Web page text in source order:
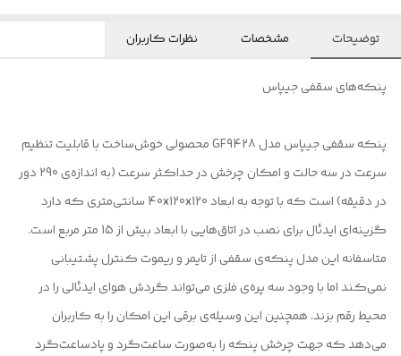
توضیحات مشخصات نظرات کاربران
پنکه‌های سقفی جیپاس
پنکه سقفی جیپاس مدل GF9428 محصولی خوش‌ساخت با قابلیت تنظیم
سرعت در سه حالت و امکان چرخش در حداکثر سرعت (به اندازه‌ی 290 دور
در دقیقه) است که با توجه به ابعاد 40x120x120 سانتی‌متری که دارد
گزینه‌ای ایدئال برای نصب در اتاق‌هایی با ابعاد بیش از 15 متر مربع است.
متاسفانه این مدل پنکه‌ی سقفی از تایمر و ریموت کنترل پشتیبانی
نمی‌کند اما با وجود سه پره‌ی فلزی می‌تواند گردش هوای ایدئالی را در
محیط رقم بزند. همچنین این وسیله‌ی برقی این امکان را به کاربران
می‌دهد که جهت چرخش پنکه را به‌صورت ساعت‌گرد و پادساعت‌گرد